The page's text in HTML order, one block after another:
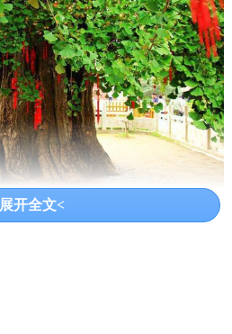
照市莒县，此树高24.7米，经
开全文<